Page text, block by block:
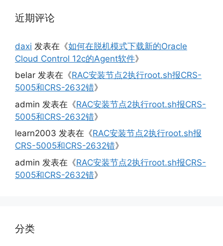
近期评论
daxi 发表在《如何在脱机模式下载新的Oracle
Cloud Control 12c的Agent软件》
belar 发表在《RAC安装节点2执行root.sh报CRS-
5005和CRS-2632错》
admin 发表在《RAC安装节点2执行root.sh报CRS-
5005和CRS-2632错》
learn2003 发表在《RAC安装节点2执行root.sh报
CRS-5005和CRS-2632错》
admin 发表在《RAC安装节点2执行root.sh报CRS-
5005和CRS-2632错》
分类